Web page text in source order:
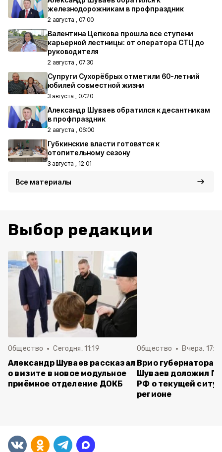
железнодорожникам в профпраздник
2 августа , 07:00
Валентина Цепкова прошла все ступени
карьерной лестницы: от оператора СТЦ до
руководителя
2 августа , 07:30
Супруги Сухорёбрых отметили 60-летний
юбилей совместной жизни
3 августа , 07:20
Александр Шуваев обратился к десантникам
в профпраздник
2 августа , 06:00
Губкинские власти готовятся к
отопительному сезону
3 августа , 12:01
Все материалы
Выбор редакции
Общество Сегодня, 11:19
Александр Шуваев рассказал
о визите в новое модульное
приёмное отделение ДОКБ
Общество Вчера,
Врио губернатора
Шуваев доложил
РФ о текущей
регионе